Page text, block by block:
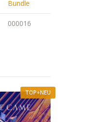
Bundle
000016
TOP+NEU